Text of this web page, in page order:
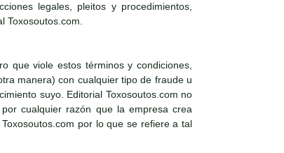
legales, pleitos y procedimientos,
Toxosoutos.com.
que viole estos términos y condiciones,
manera) con cualquier tipo de fraude u
suyo. Editorial Toxosoutos.com no
cualquier razón que la empresa crea
por lo que se refiere a tal